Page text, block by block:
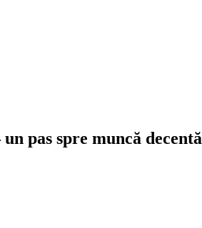
pas spre muncă decentă